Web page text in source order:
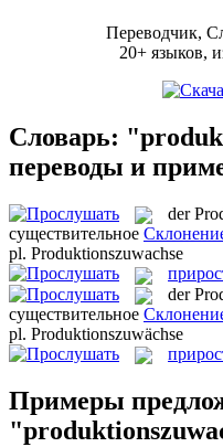
Переводчик,
20+ языков,
Словарь:
переводы и
der
существительное
pl. Produktionszuwachse
der
существительное
pl. Produktionszuwächse
Примеры